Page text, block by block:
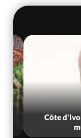
Côte